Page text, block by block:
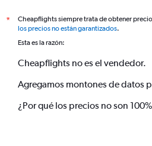
*
Cheapflights siempre trata de obtener
los precios no están garantizados.
Esta es la razón:
Cheapflights no es el vendedor.
Agregamos montones de datos
¿Por qué los precios no son